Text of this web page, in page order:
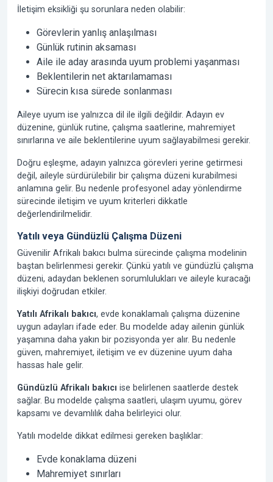
İletişim eksikliği şu sorunlara neden olabilir:
Görevlerin yanlış anlaşılması
Günlük rutinin aksaması
Aile ile aday arasında uyum problemi yaşanması
Beklentilerin net aktarılamaması
Sürecin kısa sürede sonlanması
Aileye uyum ise yalnızca dil ile ilgili değildir. Adayın ev
düzenine, günlük rutine, çalışma saatlerine, mahremiyet
sınırlarına ve aile beklentilerine uyum sağlayabilmesi gerekir.
Doğru eşleşme, adayın yalnızca görevleri yerine getirmesi
değil, aileyle sürdürülebilir bir çalışma düzeni kurabilmesi
anlamına gelir. Bu nedenle profesyonel aday yönlendirme
sürecinde iletişim ve uyum kriterleri dikkatle
değerlendirilmelidir.
Yatılı veya Gündüzlü Çalışma Düzeni
Güvenilir Afrikalı bakıcı bulma sürecinde çalışma modelinin
baştan belirlenmesi gerekir. Çünkü yatılı ve gündüzlü çalışma
düzeni, adaydan beklenen sorumlulukları ve aileyle kuracağı
ilişkiyi doğrudan etkiler.
Yatılı Afrikalı bakıcı, evde konaklamalı çalışma düzenine
uygun adayları ifade eder. Bu modelde aday ailenin günlük
yaşamına daha yakın bir pozisyonda yer alır. Bu nedenle
güven, mahremiyet, iletişim ve ev düzenine uyum daha
hassas hale gelir.
Gündüzlü Afrikalı bakıcı ise belirlenen saatlerde destek
sağlar. Bu modelde çalışma saatleri, ulaşım uyumu, görev
kapsamı ve devamlılık daha belirleyici olur.
Yatılı modelde dikkat edilmesi gereken başlıklar:
Evde konaklama düzeni
Mahremiyet sınırları